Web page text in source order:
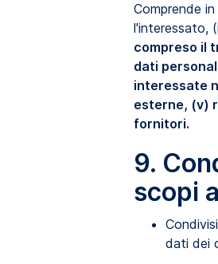
Comprende
l'interessato,
compreso il
dati
interessate
esterne, (v)
fornitori.
9.
scopi
dati dei